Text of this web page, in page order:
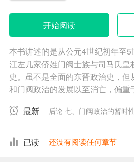
开始阅读
本书讲述的是从公元4世纪初年至5
江左几家侨姓门阀士族与司马氏
史。虽不是全面的东晋政治史，
和门阀政治的发展以至消亡，偏
于各个士族门户的个案研究。书
为北大名家名著文丛之一种，曾
最新 后论 七、门阀政治的暂时
已读 还没有阅读任何章节